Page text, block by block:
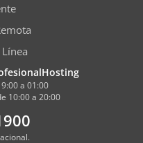
a 01:00
10:00 a 20:00